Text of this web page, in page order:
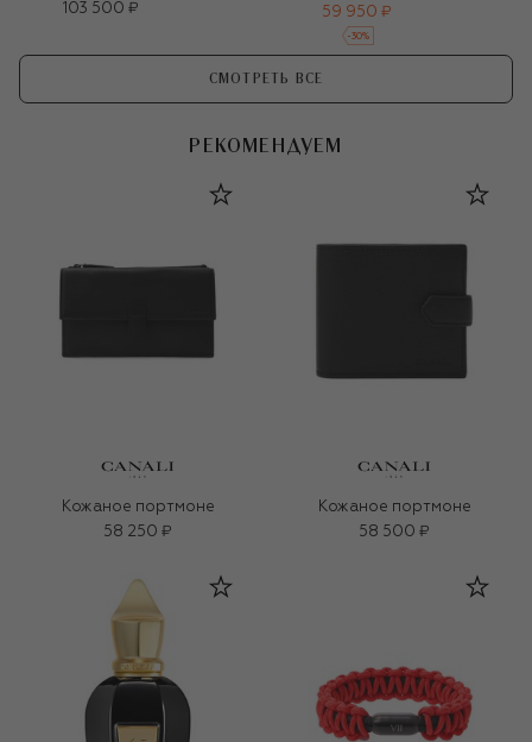
103 500 ₽
59 950 ₽
-30%
СМОТРЕТЬ ВСЕ
РЕКОМЕНДУЕМ
Кожаное портмоне
58 250 ₽
Кожаное портмоне
58 500 ₽